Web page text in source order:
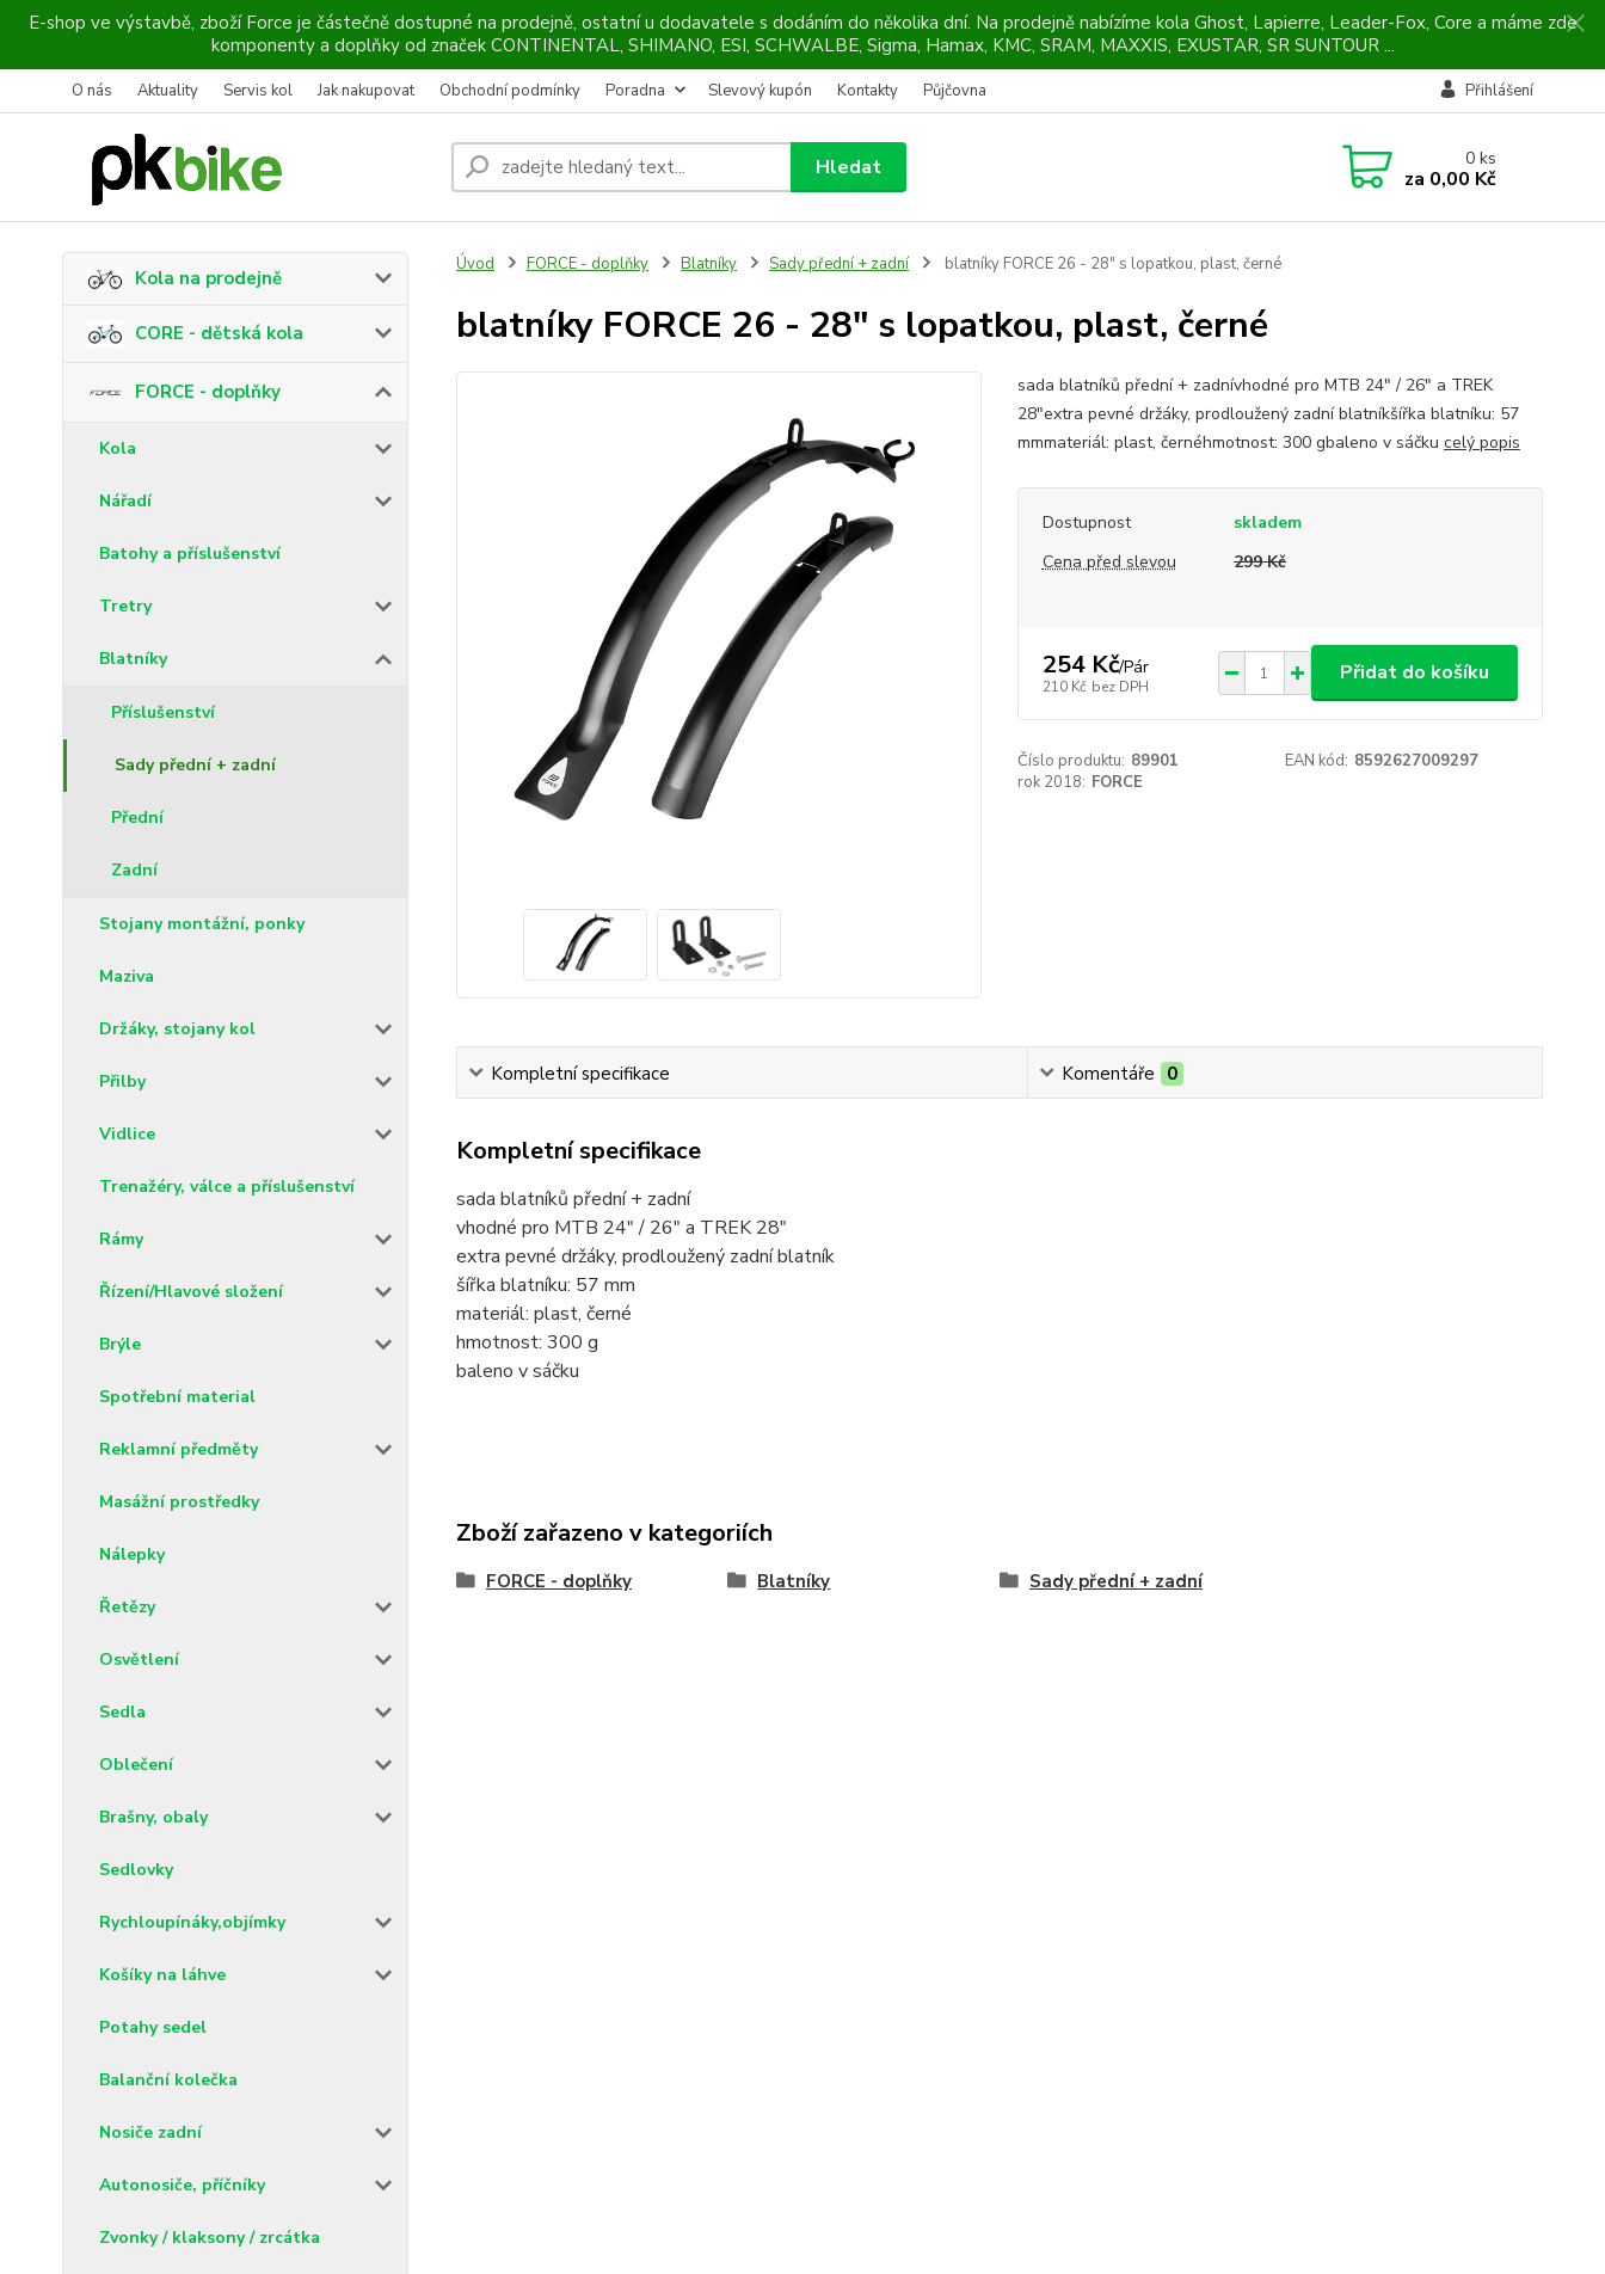
E-shop ve výstavbě, zboží Force je částečně dostupné na prodejně, ostatní u dodavatele s dodáním do několika dní. Na prodejně nabízíme kola Ghost, Lapierre, Leader-Fox, Core a máme zde
komponenty a doplňky od značek CONTINENTAL, SHIMANO, ESI, SCHWALBE, Sigma, Hamax, KMC, SRAM, MAXXIS, EXUSTAR, SR SUNTOUR ...
O nás Aktuality Servis kol Jak nakupovat Obchodní podmínky Poradna Slevový kupón Kontakty Půjčovna Přihlášení
Hledat 0ks
za 0,00 Kč
Kola na prodejně
CORE - dětská kola
FORCE - doplňky
Kola
Nářadí
Batohy a příslušenství
Tretry
Blatníky
Příslušenství
Sady přední + zadní
Přední
Zadní
Stojany montážní, ponky
Maziva
Držáky, stojany kol
Přilby
Vidlice
Trenažéry, válce a příslušenství
Rámy
Řízení/Hlavové složení
Brýle
Spotřební material
Reklamní předměty
Masážní prostředky
Nálepky
Řetězy
Osvětlení
Sedla
Oblečení
Brašny, obaly
Sedlovky
Rychloupínáky,objímky
Košíky na láhve
Potahy sedel
Balanční kolečka
Nosiče zadní
Autonosiče, příčníky
Zvonky / klaksony / zrcátka
Úvod FORCE - doplňky Blatníky Sady přední + zadní blatníky FORCE 26 - 28" s lopatkou, plast, černé
blatníky FORCE 26 - 28" s lopatkou, plast, černé
sada blatníků přední + zadnívhodné pro MTB 24" / 26" a TREK
28"extra pevné držáky, prodloužený zadní blatníkšířka blatníku: 57
mmmateriál: plast, černéhmotnost: 300 gbaleno v sáčku celý popis
Dostupnost
skladem
Cena před slevou
299 Kč
254 Kč/Pár
210 Kč bez DPH
Přidat do košíku
Číslo produktu: 89901 EAN kód: 8592627009297
rok 2018: FORCE
Kompletní specifikace Komentáře 0
Kompletní specifikace
sada blatníků přední + zadní
vhodné pro MTB 24" / 26" a TREK 28"
extra pevné držáky, prodloužený zadní blatník
šířka blatníku: 57 mm
materiál: plast, černé
hmotnost: 300 g
baleno v sáčku
Zboží zařazeno v kategoriích
FORCE - doplňky Blatníky Sady přední + zadní